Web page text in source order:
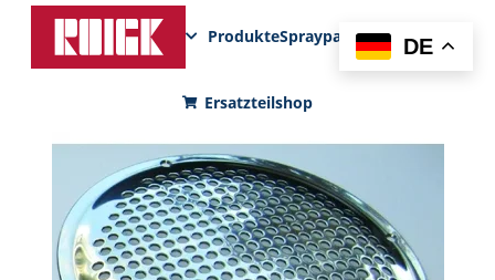
ProdukteSprayparksFunPadNews
Ersatzteilshop
DE